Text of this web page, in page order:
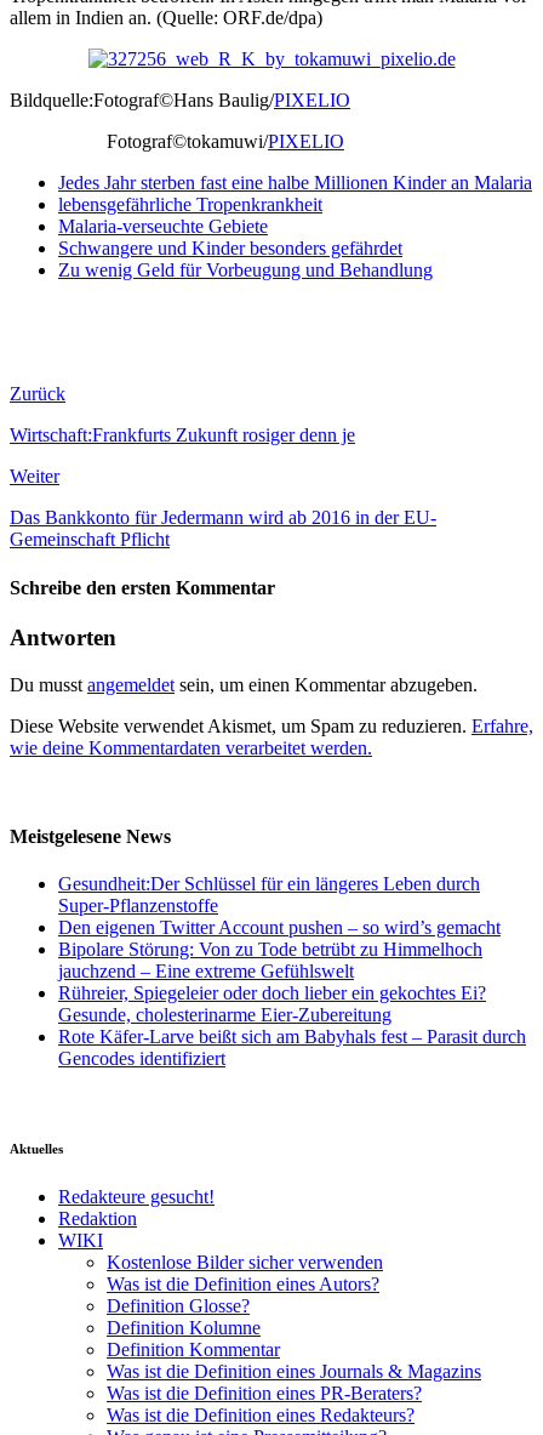
allem in Indien an. (Quelle: ORF.de/dpa)
Bildquelle:Fotograf©Hans Baulig/PIXELIO
Fotograf©tokamuwi/PIXELIO
Jedes Jahr sterben fast eine halbe Millionen Kinder an Malaria
lebensgefährliche Tropenkrankheit
Malaria-verseuchte Gebiete
Schwangere und Kinder besonders gefährdet
Zu wenig Geld für Vorbeugung und Behandlung
Zurück
Wirtschaft:Frankfurts Zukunft rosiger denn je
Weiter
Das Bankkonto für Jedermann wird ab 2016 in der EU-
Gemeinschaft Pflicht
Schreibe den ersten Kommentar
Antworten
Du musst angemeldet sein, um einen Kommentar abzugeben.
Diese Website verwendet Akismet, um Spam zu reduzieren. Erfahre,
wie deine Kommentardaten verarbeitet werden.
Meistgelesene News
Gesundheit:Der Schlüssel für ein längeres Leben durch
Super-Pflanzenstoffe
Den eigenen Twitter Account pushen – so wird’s gemacht
Bipolare Störung: Von zu Tode betrübt zu Himmelhoch
jauchzend – Eine extreme Gefühlswelt
Rühreier, Spiegeleier oder doch lieber ein gekochtes Ei?
Gesunde, cholesterinarme Eier-Zubereitung
Rote Käfer-Larve beißt sich am Babyhals fest – Parasit durch
Gencodes identifiziert
Aktuelles
Redakteure gesucht!
Redaktion
WIKI
Kostenlose Bilder sicher verwenden
Was ist die Definition eines Autors?
Definition Glosse?
Definition Kolumne
Definition Kommentar
Was ist die Definition eines Journals & Magazins
Was ist die Definition eines PR-Beraters?
Was ist die Definition eines Redakteurs?